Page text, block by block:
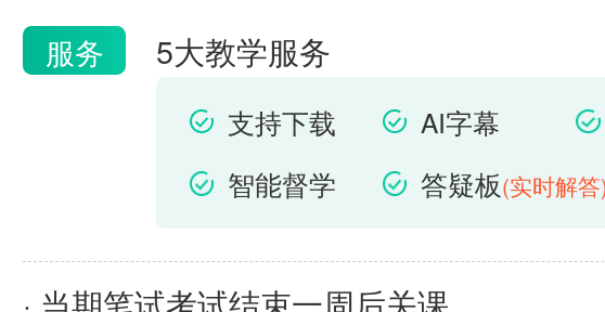
服务 5大教学服务
支持下载 AI字幕
智能督学
答疑板(实时解